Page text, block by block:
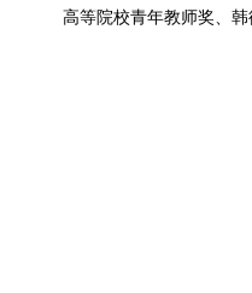
高等院校青年教师奖、韩